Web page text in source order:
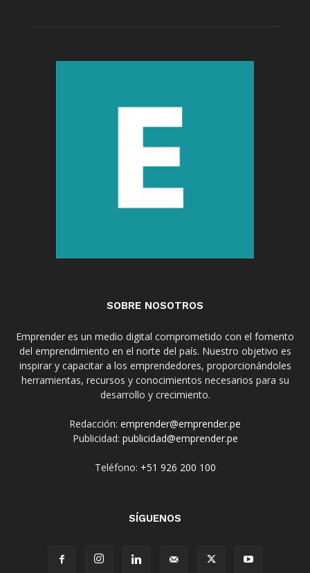
SOBRE NOSOTROS
Emprender es un medio digital comprometido con el fomento
del emprendimiento en el norte del país. Nuestro objetivo es
inspirar y capacitar a los emprendedores, proporcionándoles
herramientas, recursos y conocimientos necesarios para su
desarrollo y crecimiento.
Redacción: emprender@emprender.pe
Publicidad: publicidad@emprender.pe
Teléfono: +51 926 200 100
SÍGUENOS